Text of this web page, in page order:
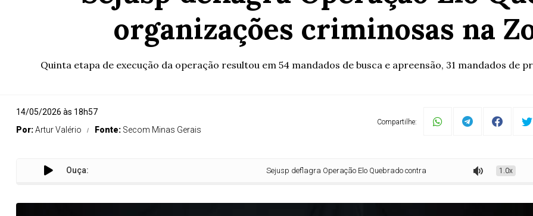
organizações criminosas na
Quinta etapa de execução da operação resultou em 54 mandados de busca e apreensão, 31 mandados de
14/05/2026 às 18h57
Por:Artur Valério Fonte: Secom Minas Gerais
Compartilhe:
Ouça: Sejusp deflagra Operação Elo Quebrado contra organizações criminosas na Zona da
1.0x